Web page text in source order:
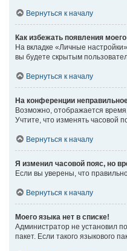
Вернуться к началу
Как избежать появления
На вкладке «Личные
вы будете скрытым
Вернуться к началу
На конференции
Возможно, отображается
Учтите, что изменять часовой
Вернуться к началу
Я изменил часовой пояс, но
Если вы уверены, что
Вернуться к началу
Моего языка нет в списке!
Администратор не установил
пакет. Если такого языкового